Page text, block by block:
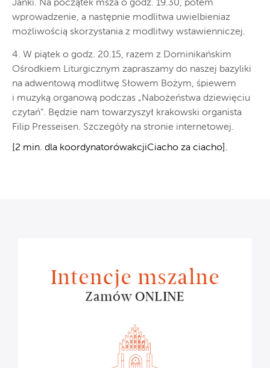
Janki. Na początek msza o godz. 19.30, potem
wprowadzenie, a następnie modlitwa uwielbieniaz
możliwością skorzystania z modlitwy wstawienniczej.
4. W piątek o godz. 20.15, razem z Dominikańskim
Ośrodkiem Liturgicznym zapraszamy do naszej bazyliki
na adwentową modlitwę Słowem Bożym, śpiewem
i muzyką organową podczas „Nabożeństwa dziewięciu
czytań”. Będzie nam towarzyszył krakowski organista
Filip Presseisen. Szczegóły na stronie internetowej.
[2 min. dla koordynatorówakcjiCiacho za ciacho].